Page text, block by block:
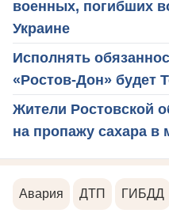
военных, погибших
Украине
Исполнять
«Ростов-Дон» будет
Жители Ростовской
на пропажу сахара в
Авария ДТП ГИБДД